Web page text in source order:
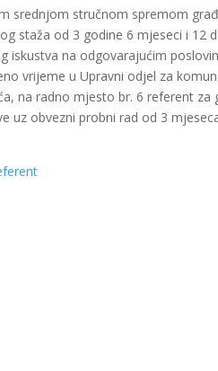
srednjom stručnom spremom
staža od 3 godine 6 mjeseci i 12
iskustva na odgovarajućim
vrijeme u Upravni odjel za
na radno mjesto br. 6 referent
uz obvezni probni rad od 3